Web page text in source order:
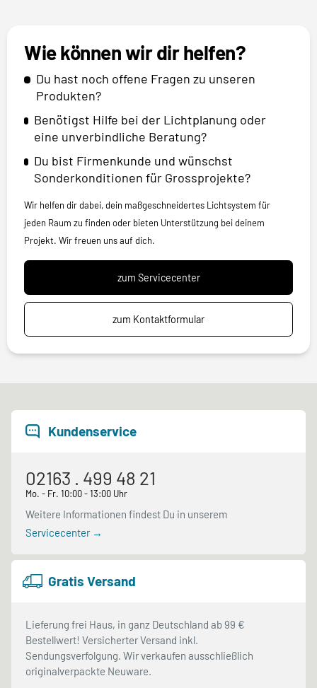
Wie können wir dir helfen?
Du hast noch offene Fragen zu unseren
Produkten?
Benötigst Hilfe bei der Lichtplanung oder
eine unverbindliche Beratung?
Du bist Firmenkunde und wünschst
Sonderkonditionen für Grossprojekte?
Wir helfen dir dabei, dein maßgeschneidertes Lichtsystem für
jeden Raum zu finden oder bieten Unterstützung bei deinem
Projekt. Wir freuen uns auf dich.
zum Servicecenter
zum Kontaktformular
Kundenservice
02163 . 499 48 21
Mo. - Fr. 10:00 - 13:00 Uhr
Weitere Informationen findest Du in unserem
Servicecenter →
Gratis Versand
Lieferung frei Haus, in ganz Deutschland ab 99 €
Bestellwert! Versicherter Versand inkl.
Sendungsverfolgung. Wir verkaufen ausschließlich
originalverpackte Neuware.